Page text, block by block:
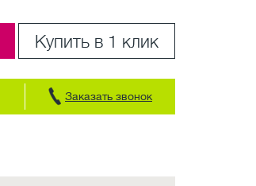
Купить в 1 клик
Заказать звонок